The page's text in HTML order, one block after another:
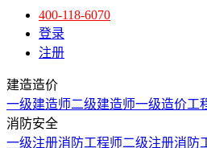
400-118-6070
登录
注册
建造造价
一级建造师二级建造师一级造价工
消防安全
一级注册消防工程师二级注册消防